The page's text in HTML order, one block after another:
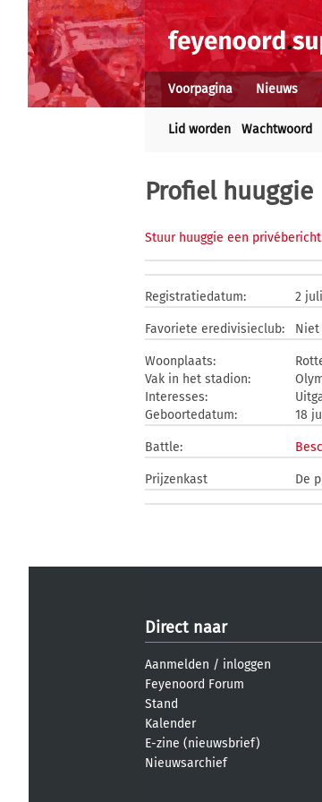
Voorpagina Nieuws
Lid worden Wachtwoord
Profiel huuggie
Stuur huuggie een privébericht
Registratiedatum: 2
Favoriete eredivisieclub: Niet
Woonplaats:
Vak in het stadion:
Interesses:
Geboortedatum:
18
Battle:
Prijzenkast De
Direct naar
Aanmelden / inloggen
Feyenoord Forum
Stand
Kalender
E-zine (nieuwsbrief)
Nieuwsarchief